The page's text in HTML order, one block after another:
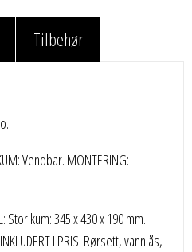
Tilbehør
Vendbar. MONTERING:
Stor kum: 345 x 430 x 190 mm.
I PRIS: Rørsett, vannlås,